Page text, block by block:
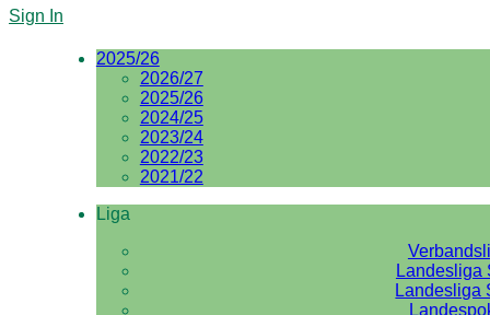
Sign In
2025/26
2026/27
2025/26
2024/25
2023/24
2022/23
2021/22
Liga
Landesliga
Landesliga